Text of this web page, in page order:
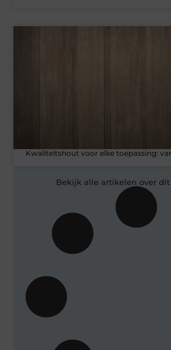
Kwaliteitshout voor elke toepassing:
Bekijk alle artikelen over